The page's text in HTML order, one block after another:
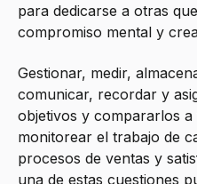
para dedicarse a otras
compromiso mental y
Gestionar, medir,
comunicar, recordar y
objetivos y compararlos a
monitorear el trabajo de
procesos de ventas y
una de estas cuestiones